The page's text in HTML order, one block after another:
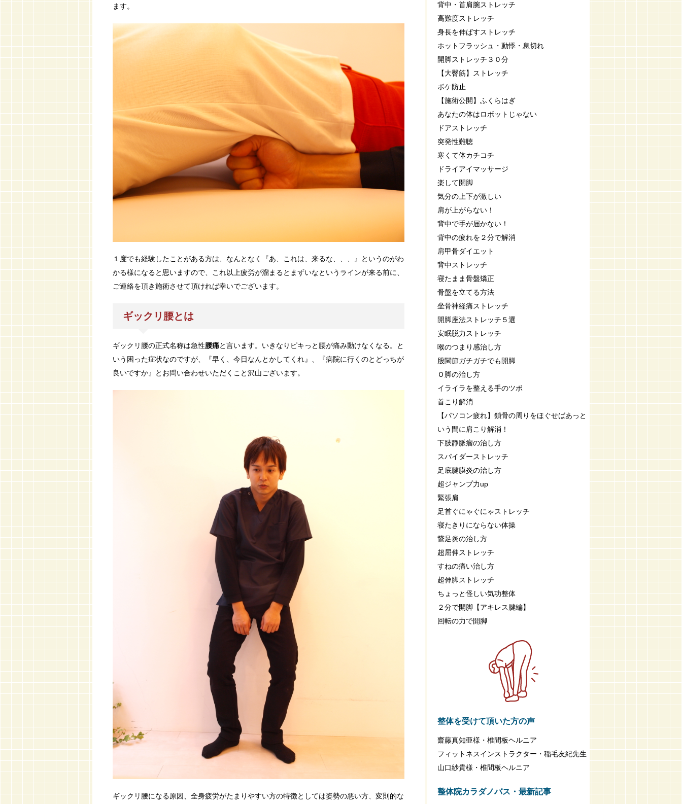
ます。
１度でも経験したことがある方は、なんとなく『あ、これは、来るな、、、』というのがわ
かる様になると思いますので、これ以上疲労が溜まるとまずいなというラインが来る前に、
ご連絡を頂き施術させて頂ければ幸いでございます。
ギックリ腰とは
ギックリ腰の正式名称は急性腰痛と言います。いきなりピキっと腰が痛み動けなくなる。と
いう困った症状なのですが、『早く、今日なんとかしてくれ』、『病院に行くのとどっちが
良いですか』とお問い合わせいただくこと沢山ございます。
ギックリ腰になる原因、全身疲労がたまりやすい方の特徴としては姿勢の悪い方、変則的な
背中・首肩腕ストレッチ
高難度ストレッチ
身長を伸ばすストレッチ
ホットフラッシュ・動悸・息切れ
開脚ストレッチ３０分
【大臀筋】ストレッチ
ボケ防止
【施術公開】ふくらはぎ
あなたの体はロボットじゃない
ドアストレッチ
突発性難聴
寒くて体カチコチ
ドライアイマッサージ
楽して開脚
気分の上下が激しい
肩が上がらない！
背中で手が届かない！
背中の疲れを２分で解消
肩甲骨ダイエット
背中ストレッチ
寝たまま骨盤矯正
骨盤を立てる方法
坐骨神経痛ストレッチ
開脚座法ストレッチ５選
安眠脱力ストレッチ
喉のつまり感治し方
股関節ガチガチでも開脚
Ｏ脚の治し方
イライラを整える手のツボ
首こり解消
【パソコン疲れ】鎖骨の周りをほぐせばあっと
いう間に肩こり解消！
下肢静脈瘤の治し方
スパイダーストレッチ
足底腱膜炎の治し方
超ジャンプ力up
緊張肩
足首ぐにゃぐにゃストレッチ
寝たきりにならない体操
鵞足炎の治し方
超屈伸ストレッチ
すねの痛い治し方
超伸脚ストレッチ
ちょっと怪しい気功整体
２分で開脚【アキレス腱編】
回転の力で開脚
整体を受けて頂いた方の声
齋藤真知亜様・椎間板ヘルニア
フィットネスインストラクター・稲毛友紀先生
山口紗貴様・椎間板ヘルニア
整体院カラダノバス・最新記事